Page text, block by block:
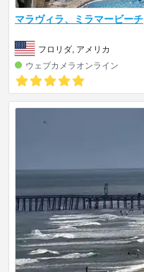
マラヴィラ、ミラマービーチ
フロリダ, アメリカ
ウェブカメラオンライン